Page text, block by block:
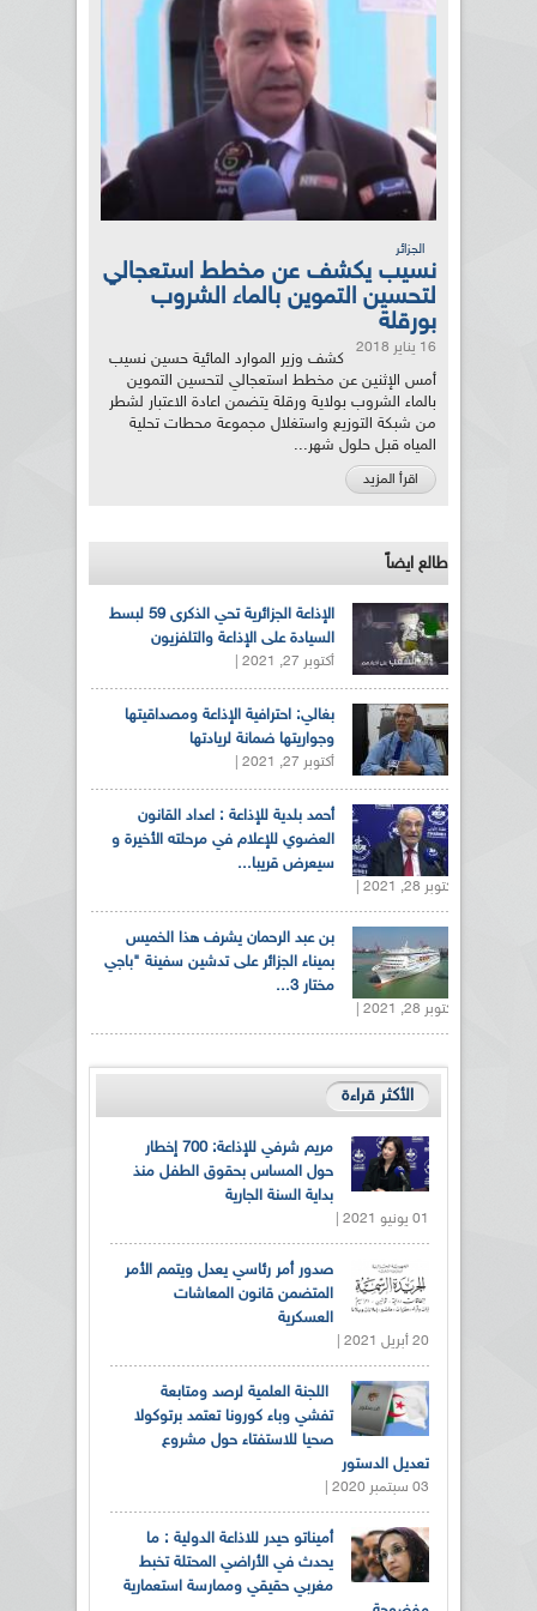
الجزائر
نسيب يكشف عن مخطط استعجالي
لتحسين التموين بالماء الشروب
بورقلة
16 يناير 2018
كشف وزير الموارد المائية حسين نسيب
أمس الإثنين عن مخطط استعجالي لتحسين التموين
بالماء الشروب بولاية ورقلة يتضمن اعادة الاعتبار لشطر
من شبكة التوزيع واستغلال مجموعة محطات تحلية
المياه قبل حلول شهر...
اقرأ المزيد
طالع ايضاً
الإذاعة الجزائرية تحي الذكرى 59 لبسط
السيادة على الإذاعة والتلفزيون
أكتوبر 27, 2021 |
بغالي: احترافية الإذاعة ومصداقيتها
وجواريتها ضمانة لريادتها
أكتوبر 27, 2021 |
أحمد بلدية للإذاعة : اعداد القانون
العضوي للإعلام في مرحلته الأخيرة و
سيعرض قريبا...
أكتوبر 28, 2021 |
بن عبد الرحمان يشرف هذا الخميس
بميناء الجزائر على تدشين سفينة "باجي
مختار 3...
أكتوبر 28, 2021 |
الأكثر قراءة
مريم شرفي للإذاعة: 700 إخطار
حول المساس بحقوق الطفل منذ
بداية السنة الجارية
01 يونيو 2021 |
صدور أمر رئاسي يعدل ويتمم الأمر
المتضمن قانون المعاشات
العسكرية
20 أبريل 2021 |
اللجنة العلمية لرصد ومتابعة
تفشي وباء كورونا تعتمد برتوكولا
صحيا للاستفتاء حول مشروع
تعديل الدستور
03 سبتمبر 2020 |
أميناتو حيدر للاذاعة الدولية : ما
يحدث في الأراضي المحتلة تخبط
مغربي حقيقي وممارسة استعمارية